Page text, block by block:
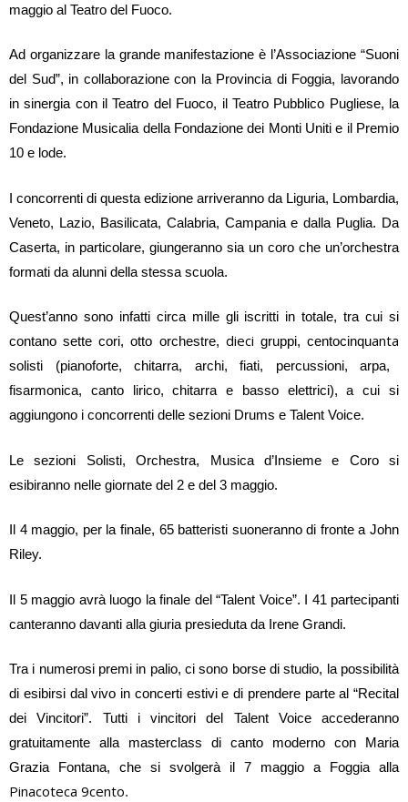
maggio al Teatro del Fuoco.
Ad organizzare la grande manifestazione è l’Associazione “Suoni
del Sud”, in collaborazione con la Provincia di Foggia, lavorando
in sinergia con il Teatro del Fuoco, il Teatro Pubblico Pugliese, la
Fondazione Musicalia della Fondazione dei Monti Uniti e il Premio
10 e lode.
I concorrenti di questa edizione arriveranno da Liguria, Lombardia,
Veneto, Lazio, Basilicata, Calabria, Campania e dalla Puglia. Da
Caserta, in particolare, giungeranno sia un coro che un’orchestra
formati da alunni della stessa scuola.
Quest’anno sono infatti circa mille gli iscritti in totale, tra cui si
contano sette cori, otto orchestre, dieci gruppi, centocinquanta
solisti (pianoforte, chitarra, archi, fiati, percussioni, arpa,
fisarmonica, canto lirico, chitarra e basso elettrici), a cui si
aggiungono i concorrenti delle sezioni Drums e Talent Voice.
Le sezioni Solisti, Orchestra, Musica d’Insieme e Coro si
esibiranno nelle giornate del 2 e del 3 maggio.
Il 4 maggio, per la finale, 65 batteristi suoneranno di fronte a John
Riley.
Il 5 maggio avrà luogo la finale del “Talent Voice”. I 41 partecipanti
canteranno davanti alla giuria presieduta da Irene Grandi.
Tra i numerosi premi in palio, ci sono borse di studio, la possibilità
di esibirsi dal vivo in concerti estivi e di prendere parte al “Recital
dei Vincitori”. Tutti i vincitori del Talent Voice accederanno
gratuitamente alla masterclass di canto moderno con Maria
Grazia Fontana, che si svolgerà il 7 maggio a Foggia alla
Pinacoteca 9cento.